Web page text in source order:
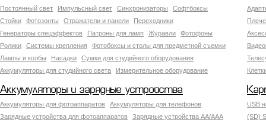
Постоянный свет Импульсный свет Синхронизаторы
Софтбоксы
Стойки
Фотозонты Отражатели и панели
Переходники
Генераторы спецэффектов
Патроны для ламп Журавли
Фотофоны
Ролики
Системы крепления
Фотобоксы и столы для предметной съемки
Лампы и колбы
Насадки
Сумки для студийного оборудования
Аккумуляторы для студийного света
Измерительное оборудование
Аккумуляторы и зарядные устройства
Аккумуляторы для фотоаппаратов
Аккумуляторы для телефонов
Зарядные устройства для фотоаппаратов
Зарядные устройства AA/AAA
USB
(SD)